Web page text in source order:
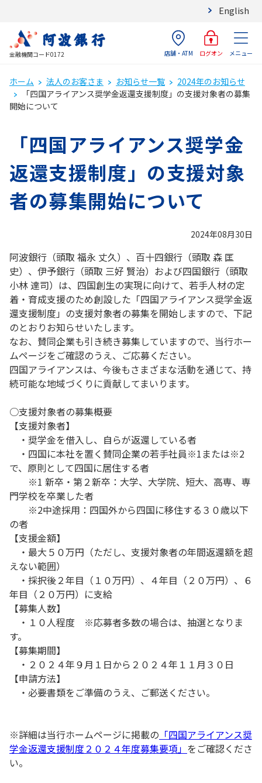
English
金融機関コード0172 店舗・ATM ログオン メニュー
ホーム 法人のお客さま お知らせ一覧
2024年のお知らせ
「四国アライアンス奨学金返還支援制度」の支援対象者の募集
開始について
「四国アライアンス奨学金
返還支援制度」の支援対象
者の募集開始について
2024年08月30日
阿波銀行（頭取 福永 丈久）、百十四銀行（頭取 森 匡
史）、伊予銀行（頭取 三好 賢治）および四国銀行（頭取
小林 達司）は、四国創生の実現に向けて、若手人材の定
着・育成支援のため創設した「四国アライアンス奨学金返
還支援制度」の支援対象者の募集を開始しますので、下記
のとおりお知らせいたします。
なお、賛同企業も引き続き募集していますので、当行ホー
ムページをご確認のうえ、ご応募ください。
四国アライアンスは、今後もさまざまな活動を通じて、持
続可能な地域づくりに貢献してまいります。
○支援対象者の募集概要
【支援対象者】
・奨学金を借入し、自らが返還している者
・四国に本社を置く賛同企業の若手社員※1または※2
で、原則として四国に居住する者
※1 新卒・第２新卒：大学、大学院、短大、高専、専
門学校を卒業した者
※2中途採用：四国外から四国に移住する３０歳以下
の者
【支援金額】
・最大５０万円（ただし、支援対象者の年間返還額を超
えない範囲）
・採択後２年目（１０万円）、４年目（２０万円）、６
年目（２０万円）に支給
【募集人数】
・１０人程度 ※応募者多数の場合は、抽選となりま
す。
【募集期間】
・２０２４年９月１日から２０２４年１１月３０日
【申請方法】
・必要書類をご準備のうえ、ご郵送ください。
※詳細は当行ホームページに掲載の 「四国アライアンス奨
学金返還支援制度２０２４年度募集要項」 をご確認くださ
い。